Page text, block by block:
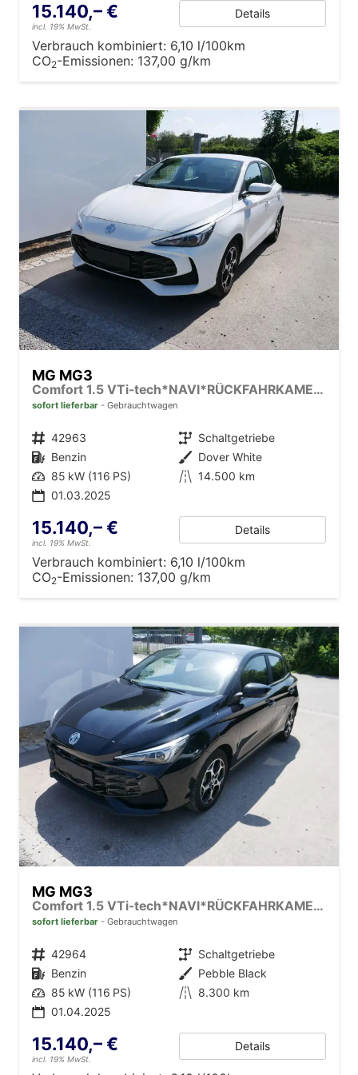
15.140,– €
incl. 19% MwSt.
Details
Verbrauch kombiniert: 6,10 l/100km
CO2-Emissionen: 137,00 g/km
MG MG3
Comfort 1.5 VTi-tech*NAVI*RÜCKFAHRKAMERA*LED*PDC*SMARTLINK*
sofort lieferbar Gebrauchtwagen
Fahrzeugnr. 42963 Getriebe Schaltgetriebe
Kraftstoff Benzin Außenfarbe Dover White
Leistung 85 kW (116 PS) Kilometerstand 14.500 km
01.03.2025
15.140,– €
incl. 19% MwSt.
Details
Verbrauch kombiniert: 6,10 l/100km
CO2-Emissionen: 137,00 g/km
MG MG3
Comfort 1.5 VTi-tech*NAVI*RÜCKFAHRKAMERA*LED*PDC*SMARTLINK*
sofort lieferbar Gebrauchtwagen
Fahrzeugnr. 42964 Getriebe Schaltgetriebe
Kraftstoff Benzin Außenfarbe Pebble Black
Leistung 85 kW (116 PS) Kilometerstand 8.300 km
01.04.2025
15.140,– €
incl. 19% MwSt.
Details